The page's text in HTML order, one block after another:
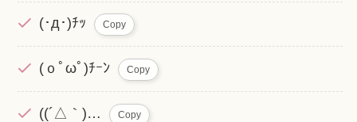
(･д･)ﾁｯ Copy
(ｏﾟωﾟ)ﾁｰﾝ Copy
((´△｀)… Copy